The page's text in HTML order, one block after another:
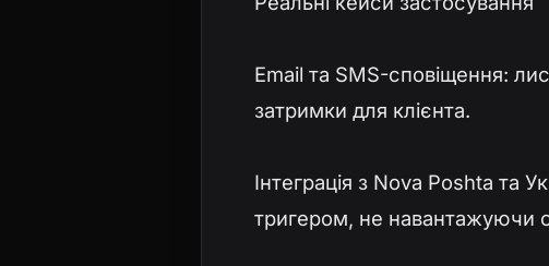
Email та SMS-сповіщення:
затримки для клієнта.
Інтеграція з Nova Poshta та
тригером, не навантажуючи